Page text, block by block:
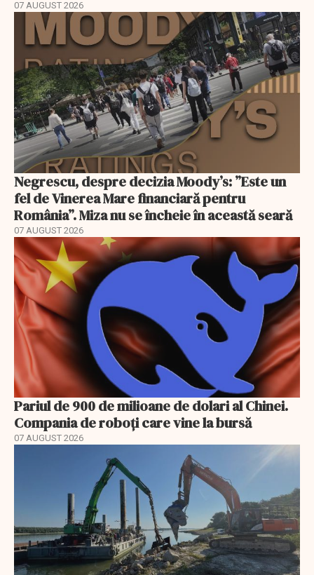
07 AUGUST 2026
Negrescu, despre decizia Moody’s: ”Este un
fel de Vinerea Mare financiară pentru
România”. Miza nu se încheie în această seară
07 AUGUST 2026
Pariul de 900 de milioane de dolari al Chinei.
Compania de roboți care vine la bursă
07 AUGUST 2026